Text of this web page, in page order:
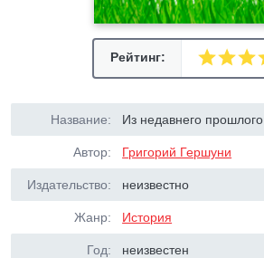
Рейтинг:
Название: Из недавнего прошлого
Автор: Григорий Гершуни
Издательство: неизвестно
Жанр: История
Год: неизвестен